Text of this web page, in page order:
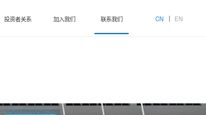
投资者关系 加入我们 联系我们 CN EN